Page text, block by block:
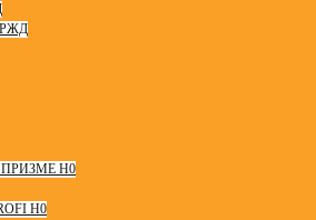
РЖД
ПРИЗМЕ H0
H0